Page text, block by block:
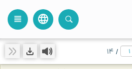
language
view_headline
/
14